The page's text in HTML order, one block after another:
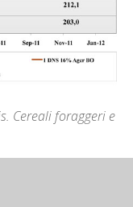
Cereali foraggeri e